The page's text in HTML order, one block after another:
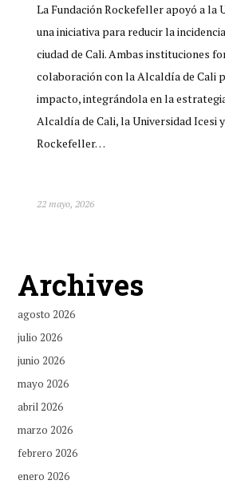
La Fundación Rockefeller apoyó a la
una iniciativa para reducir la
ciudad de Cali. Ambas instituciones
colaboración con la Alcaldía de Cali
impacto, integrándola en la
Alcaldía de Cali, la Universidad Icesi
Rockefeller…
22 mayo, 2026
Archives
agosto 2026
julio 2026
junio 2026
mayo 2026
abril 2026
marzo 2026
febrero 2026
enero 2026